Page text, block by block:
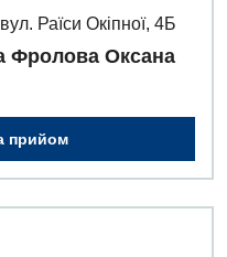
Раїси Окіпної, 4Б
Фролова Оксана
прийом